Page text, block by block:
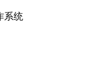
系统